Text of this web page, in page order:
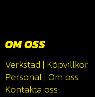
OM OSS
Verkstad | Köpvillkor
Personal| Om oss
Kontakta oss